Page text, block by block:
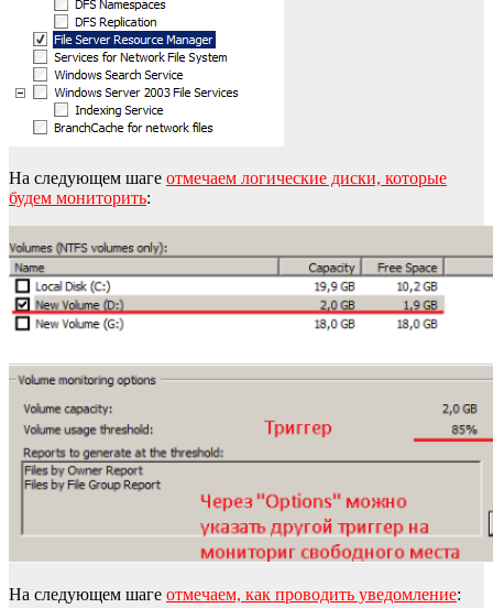
На следующем шаге отмечаем логические диски, которые
будем мониторить:
На следующем шаге отмечаем, как проводить уведомление: